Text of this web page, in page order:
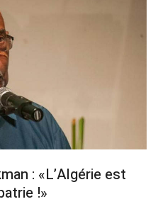
: «L’Algérie est
!»